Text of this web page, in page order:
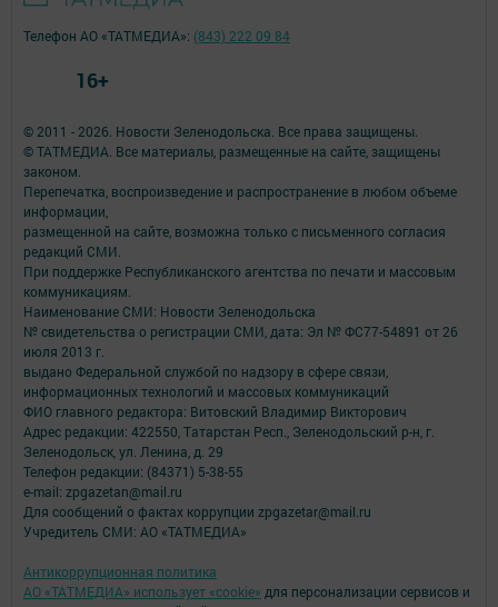
© 2011 - 2026. Новости Зеленодольска. Все права защищены.
© ТАТМЕДИА. Все материалы, размещенные на сайте, защищены
законом.
Перепечатка, воспроизведение и распространение в любом объеме
информации,
размещенной на сайте, возможна только с письменного согласия
редакций СМИ.
При поддержке Республиканского агентства по печати и массовым
коммуникациям.
Наименование СМИ: Новости Зеленодольска
№ свидетельства о регистрации СМИ, дата: Эл № ФС77-54891 от 26
июля 2013 г.
выдано Федеральной службой по надзору в сфере связи,
информационных технологий и массовых коммуникаций
ФИО главного редактора: Витовский Владимир Викторович
Адрес редакции: 422550, Татарстан Респ., Зеленодольский р-н, г.
Зеленодольск, ул. Ленина, д. 29
Телефон редакции: (84371) 5-38-55
e-mail: zpgazetan@mail.ru
Для сообщений о фактах коррупции zpgazetar@mail.ru
Учредитель СМИ: АО «ТАТМЕДИА»
Антикоррупционная политика
АО «ТАТМЕДИА» использует «cookie» для персонализации сервисов и
Телефон АО «ТАТМЕДИА»: (843) 222 09 84
16+